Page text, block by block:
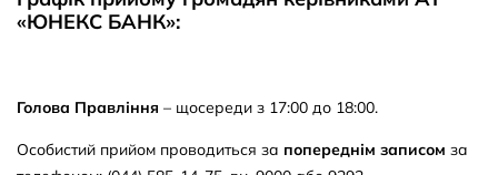
«ЮНЕКС БАНК»:
Голова Правління – щосереди з 17:00 до 18:00.
Особистий прийом проводиться за попереднім записом за